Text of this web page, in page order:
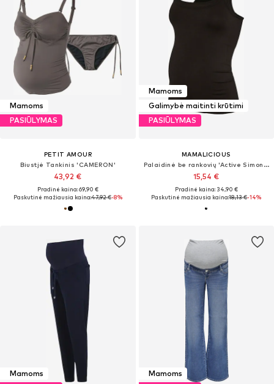
Mamoms
PASIŪLYMAS
PETIT AMOUR
Biustjė Tankinis 'CAMERON'
43,92 €
Pradinė kaina: 69,90 €
Paskutinė mažiausia kaina:47,92 €-8%
Mamoms
Galimybė maitinti krūtimi
PASIŪLYMAS
MAMALICIOUS
Palaidinė be rankovių 'Active Simone'
15,54 €
Pradinė kaina: 34,90 €
Paskutinė mažiausia kaina:18,13 €-14%
Mamoms
Mamoms